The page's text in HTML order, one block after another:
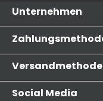
Unternehmen
Social Media